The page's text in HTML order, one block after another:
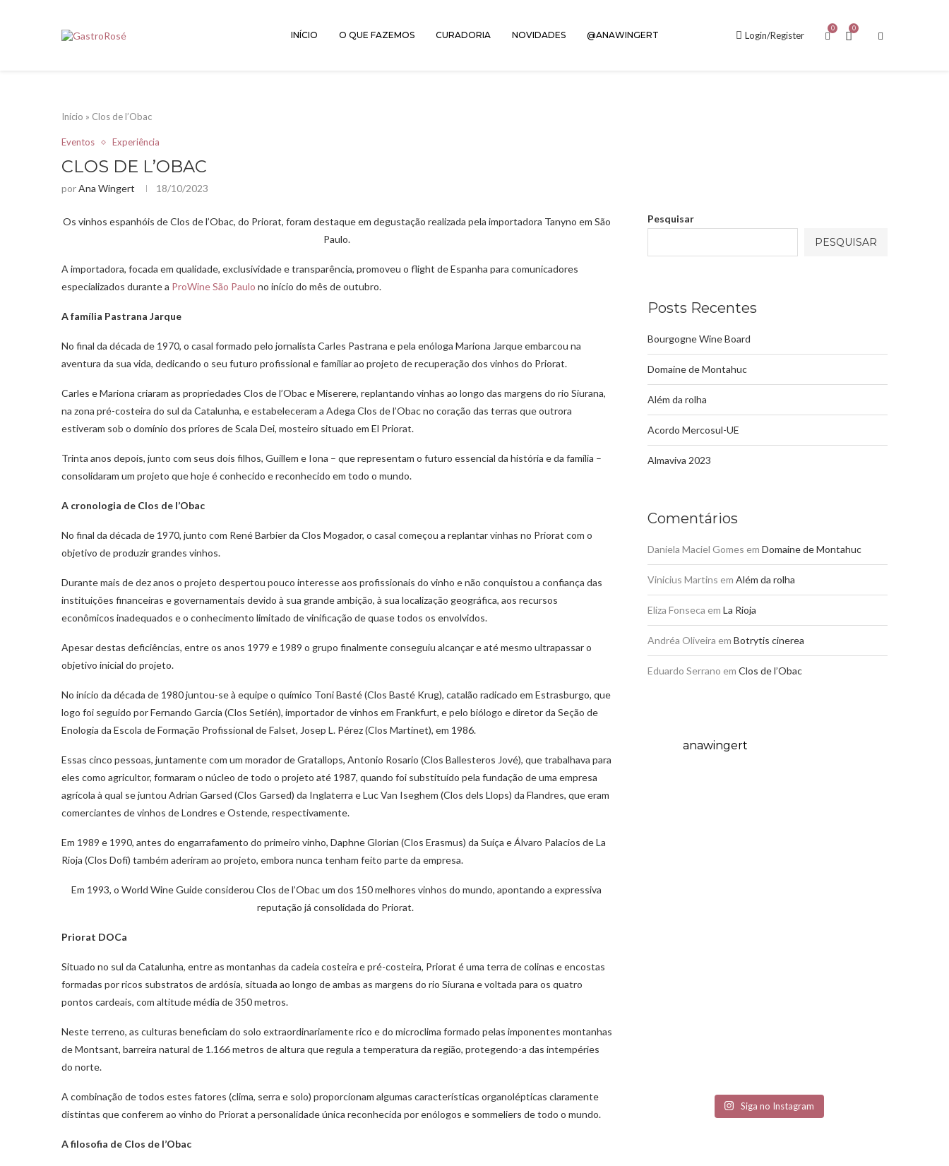
INÍCIO O QUE FAZEMOS CURADORIA NOVIDADES @ANAWINGERT Login/Register
0 0
Início » Clos de l’Obac
Eventos Experiência
CLOS DE L’OBAC
porAna Wingert 18/10/2023
Os vinhos espanhóis de Clos de l’Obac, do Priorat, foram destaque em degustação realizada pela importadora Tanyno em São
Paulo.
A importadora, focada em qualidade, exclusividade e transparência, promoveu o flight de Espanha para comunicadores
especializados durante a ProWine São Paulo no início do mês de outubro.
Afamília Pastrana Jarque
No final da década de 1970, o casal formado pelo jornalista Carles Pastrana e pela enóloga Mariona Jarque embarcou na
aventura da sua vida, dedicando o seu futuro profissional e familiar ao projeto de recuperação dos vinhos do Priorat.
Carles e Mariona criaram as propriedades Clos de l’Obac e Miserere, replantando vinhas ao longo das margens do rio Siurana,
na zona pré-costeira do sul da Catalunha, e estabeleceram a Adega Clos de l’Obac no coração das terras que outrora
estiveram sob o domínio dos priores de Scala Dei, mosteiro situado em El Priorat.
Trinta anos depois, junto com seus dois filhos, Guillem e Iona – que representam o futuro essencial da história e da família –
consolidaram um projeto que hoje é conhecido e reconhecido em todo o mundo.
A cronologia de Clos de l’Obac
No final da década de 1970, junto com René Barbier da Clos Mogador, o casal começou a replantar vinhas no Priorat com o
objetivo de produzir grandes vinhos.
Durante mais de dez anos o projeto despertou pouco interesse aos profissionais do vinho e não conquistou a confiança das
instituições financeiras e governamentais devido à sua grande ambição, à sua localização geográfica, aos recursos
econômicos inadequados e o conhecimento limitado de vinificação de quase todos os envolvidos.
Apesar destas deficiências, entre os anos 1979 e 1989 o grupo finalmente conseguiu alcançar e até mesmo ultrapassar o
objetivo inicial do projeto.
No início da década de 1980 juntou-se à equipe o químico Toni Basté (Clos Basté Krug), catalão radicado em Estrasburgo, que
logo foi seguido por Fernando Garcia (Clos Setién), importador de vinhos em Frankfurt, e pelo biólogo e diretor da Seção de
Enologia da Escola de Formação Profissional de Falset, Josep L. Pérez (Clos Martinet), em 1986.
Essas cinco pessoas, juntamente com um morador de Gratallops, Antonio Rosario (Clos Ballesteros Jové), que trabalhava para
eles como agricultor, formaram o núcleo de todo o projeto até 1987, quando foi substituído pela fundação de uma empresa
agrícola à qual se juntou Adrian Garsed (Clos Garsed) da Inglaterra e Luc Van Iseghem (Clos dels Llops) da Flandres, que eram
comerciantes de vinhos de Londres e Ostende, respectivamente.
Em 1989 e 1990, antes do engarrafamento do primeiro vinho, Daphne Glorian (Clos Erasmus) da Suíça e Álvaro Palacios de La
Rioja (Clos Dofí) também aderiram ao projeto, embora nunca tenham feito parte da empresa.
Em 1993, o World Wine Guide considerou Clos de l’Obac um dos 150 melhores vinhos do mundo, apontando a expressiva
reputação já consolidada do Priorat.
Priorat DOCa
Situado no sul da Catalunha, entre as montanhas da cadeia costeira e pré-costeira, Priorat é uma terra de colinas e encostas
formadas por ricos substratos de ardósia, situada ao longo de ambas as margens do rio Siurana e voltada para os quatro
pontos cardeais, com altitude média de 350 metros.
Neste terreno, as culturas beneficiam do solo extraordinariamente rico e do microclima formado pelas imponentes montanhas
de Montsant, barreira natural de 1.166 metros de altura que regula a temperatura da região, protegendo-a das intempéries
do norte.
A combinação de todos estes fatores (clima, serra e solo) proporcionam algumas características organolépticas claramente
distintas que conferem ao vinho do Priorat a personalidade única reconhecida por enólogos e sommeliers de todo o mundo.
A filosofia de Clos de l’Obac
Pesquisar
PESQUISAR
Posts Recentes
Bourgogne Wine Board
Domaine de Montahuc
Além da rolha
Acordo Mercosul-UE
Almaviva 2023
Comentários
Daniela Maciel Gomes em Domaine de Montahuc
Vinicius Martins em Além da rolha
Eliza Fonseca em La Rioja
Andréa Oliveira em Botrytis cinerea
Eduardo Serrano em Clos de l’Obac
anawingert
Siga no Instagram